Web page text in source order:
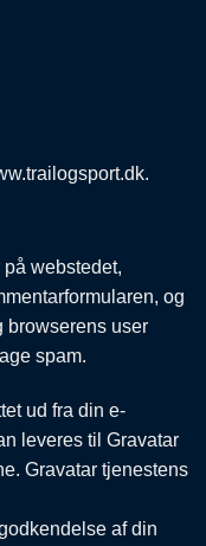
webstedet,
og
browserens user
spam.
ud fra din e-
leveres til Gravatar
Gravatar tjenestens
af din